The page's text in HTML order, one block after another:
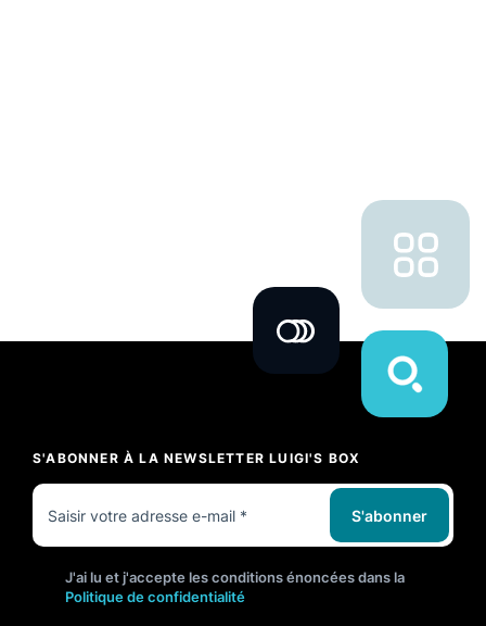
S'ABONNER À LA NEWSLETTER LUIGI'S BOX
S'abonner
J'ai lu et j'accepte les conditions énoncées dans la
Politique de confidentialité